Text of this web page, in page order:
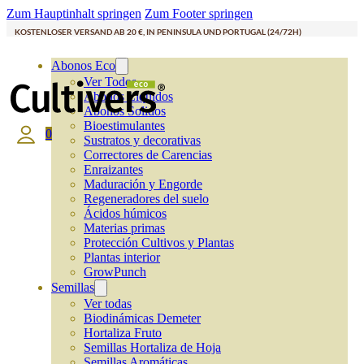
Zum Hauptinhalt springen Zum Footer springen
KOSTENLOSER VERSAND AB 20 €, IN PENINSULA UND PORTUGAL (24/72H)
Abonos Eco
Ver Todos
Abonos Líquidos
Abonos Solidos
Bioestimulantes
Sustratos y decorativas
Correctores de Carencias
Enraizantes
Maduración y Engorde
Regeneradores del suelo
Ácidos húmicos
Materias primas
Protección Cultivos y Plantas
Plantas interior
GrowPunch
Semillas
Ver todas
Biodinámicas Demeter
Hortaliza Fruto
Semillas Hortaliza de Hoja
0